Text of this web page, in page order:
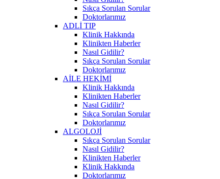
Sıkça Sorulan Sorular
Doktorlarımız
ADLİ TIP
Klinik Hakkında
Klinikten Haberler
Nasıl Gidilir?
Sıkça Sorulan Sorular
Doktorlarımız
AİLE HEKİMİ
Klinik Hakkında
Klinikten Haberler
Nasıl Gidilir?
Sıkça Sorulan Sorular
Doktorlarımız
ALGOLOJİ
Sıkça Sorulan Sorular
Nasıl Gidilir?
Klinikten Haberler
Klinik Hakkında
Doktorlarımız